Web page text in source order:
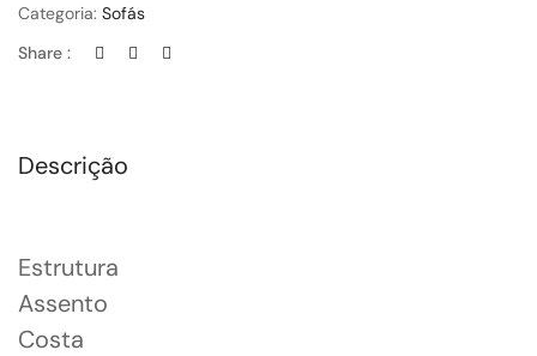
Categoria: Sofás
Share :
Descrição
Estrutura
Assento
Costa